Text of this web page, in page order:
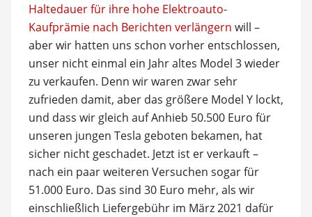
Haltedauer für ihre hohe Elektroauto-
Kaufprämie nach Berichten verlängern will –
aber wir hatten uns schon vorher entschlossen,
unser nicht einmal ein Jahr altes Model 3 wieder
zu verkaufen. Denn wir waren zwar sehr
zufrieden damit, aber das größere Model Y lockt,
und dass wir gleich auf Anhieb 50.500 Euro für
unseren jungen Tesla geboten bekamen, hat
sicher nicht geschadet. Jetzt ist er verkauft –
nach ein paar weiteren Versuchen sogar für
51.000 Euro. Das sind 30 Euro mehr, als wir
einschließlich Liefergebühr im März 2021 dafür